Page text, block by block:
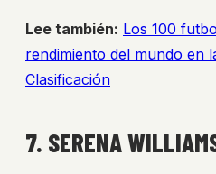
Lee también: Los 100
rendimiento del mundo en
Clasificación
7. SERENA